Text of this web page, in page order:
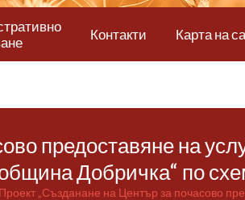
Контакти Карта на
предоставяне на
Добричка“ по
Проект „Създанане на Център за почасово